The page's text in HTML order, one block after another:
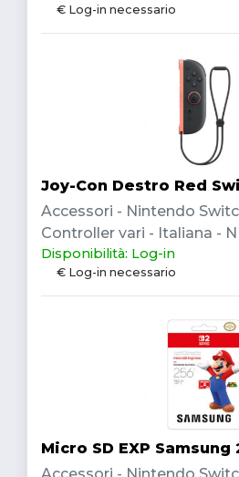
€ Log-in necessario
Joy-Con Destro Red
Accessori - Nintendo
Controller vari - Italiana -
Disponibilità: Log-in
€ Log-in necessario
Micro SD EXP Samsung